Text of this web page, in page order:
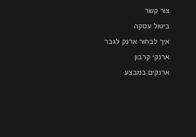
צור קשר
ביטול עסקה
איך לבחור ארנק לגבר
ארנקי קרבון
ארנקים במבצע